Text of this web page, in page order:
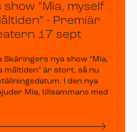
“Mia, myself
- Premiär
17 sept
Skäringers nya show “Mia,
måltiden” är stort, så nu
I den nya
Mia, tillsammans med